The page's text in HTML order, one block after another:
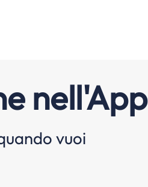
nell'App
vuoi